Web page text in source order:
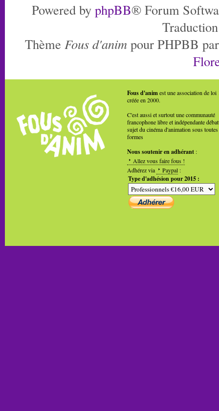
Powered by phpBB® Forum
Thème Fous d'anim pour PHPBB
Fous d'animest une association de loi
créée en 2000.
C'est aussi et surtout une communauté
francophone libre et indépendante
sujet du cinéma d'animation sous toutes
formes
Nous soutenir en adhérant :
Allez vous faire fous !
Adhérez via
Paypal :
Type d'adhésion pour 2015 :